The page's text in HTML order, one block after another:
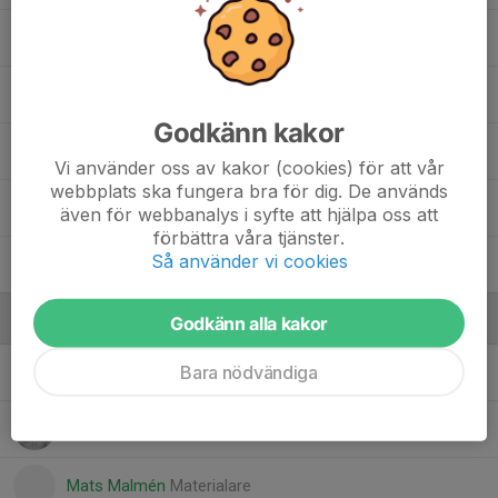
71. Jakob Svensson
1. Oliver Hjorth
7. Philip Claudius
Ledare
Fredrik HallbergAllt i allo
Mats Malmén Materialare
Godkänn kakor
Vi använder oss av kakor (cookies) för att vår
webbplats ska fungera bra för dig. De används
även för webbanalys i syfte att hjälpa oss att
förbättra våra tjänster.
Så använder vi cookies
Godkänn alla kakor
Bara nödvändiga